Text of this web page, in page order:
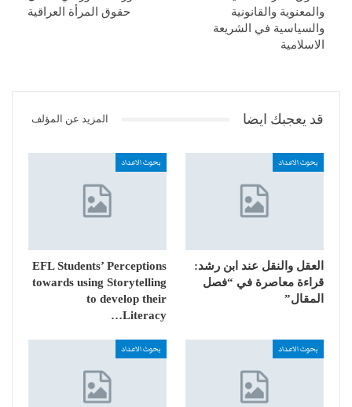
والمعنوية والقانونية
والسياسية في الشريعة
الاسلامية
حقوق المرأة العراقية
قد يعجبك ايضا المزيد عن المؤلف
بحوث الاعداد
العقل والنقل عند ابن رشد:
قراءة معاصرة في “فصل
المقال”
بحوث الاعداد
EFL Students’ Perceptions
towards using Storytelling
to develop their
Literacy…
بحوث الاعداد بحوث الاعداد